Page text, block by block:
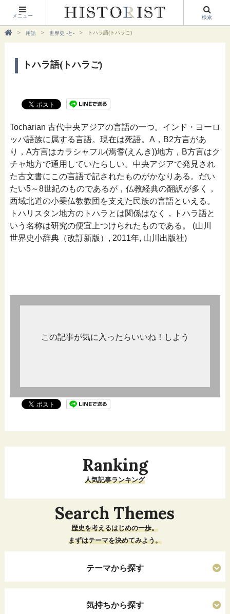
メニュー 検索
用語 世界史 -と- トハラ語(トハラご)
トハラ語(トハラご)
Tocharian 古代中央アジアの言語の一つ。インド・ヨーロ
ッパ語族に属する言語。現在は死語。A，B2方言があ
り，A方言はカラシャフル(焉耆(えんき))地方，B方言はク
チャ地方で通用していたらしい。中央アジアで発見され
た古文書にこの言語で記されたものがかなりある。だい
たい5～8世紀のものであるが，仏教経典の翻訳が多く，
西域北道の小乗仏教教団を支えた民族の言語といえる。
トハリスタン地方のトハラとは関係はなく，トハラ語と
いう名称は研究の便宜上つけられたものである。 (山川
世界史小辞典（改訂新版）, 2011年, 山川出版社)
この記事が気に入ったらいいね！しよう
Ranking
人気記事ランキング
Search Themes
歴史を考えるはじめの一歩。
まずはテーマを決めてみよう。
テーマから探す
気持ちから探す